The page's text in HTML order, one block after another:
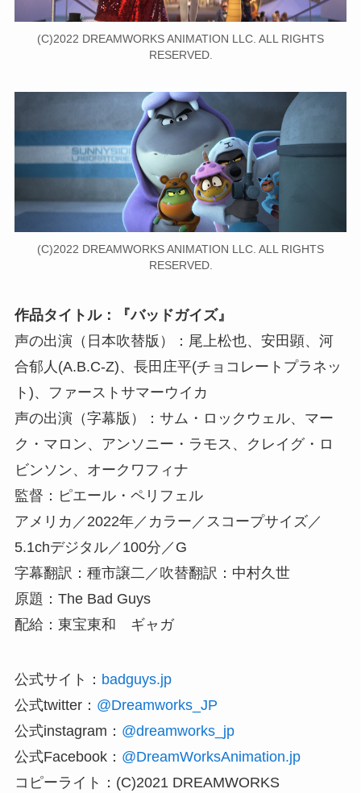
(C)2022 DREAMWORKS ANIMATION LLC. ALL RIGHTS
RESERVED.
(C)2022 DREAMWORKS ANIMATION LLC. ALL RIGHTS
RESERVED.
作品タイトル：『バッドガイズ』
声の出演（日本吹替版）：尾上松也、安田顕、河
合郁人(A.B.C-Z)、長田庄平(チョコレートプラネッ
ト)、ファーストサマーウイカ
声の出演（字幕版）：サム・ロックウェル、マー
ク・マロン、アンソニー・ラモス、クレイグ・ロ
ビンソン、オークワフィナ
監督：ピエール・ペリフェル
アメリカ／2022年／カラー／スコープサイズ／
5.1chデジタル／100分／G
字幕翻訳：種市譲二／吹替翻訳：中村久世
原題：The Bad Guys
配給：東宝東和 ギャガ
公式サイト： badguys.jp
公式twitter： @Dreamworks_JP
公式instagram： @dreamworks_jp
公式Facebook： @DreamWorksAnimation.jp
コピーライト：(C)2021 DREAMWORKS